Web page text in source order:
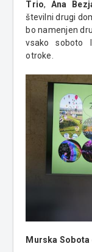
Trio,Ana
številni drugi
bo namenjen
vsako soboto
otroke.
Murska